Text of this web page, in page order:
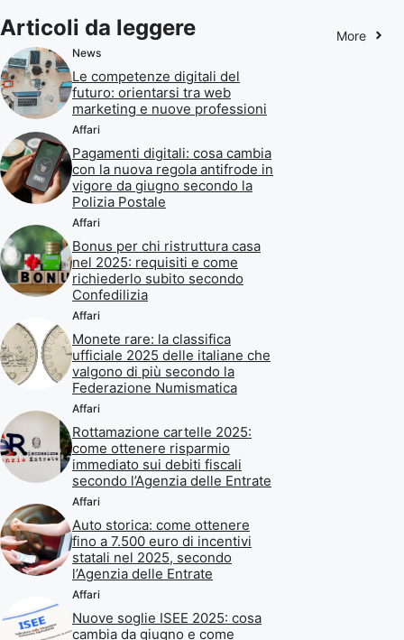
Articoli da leggere More
News
Le competenze digitali del
futuro: orientarsi tra web
marketing e nuove professioni
Affari
Pagamenti digitali: cosa cambia
con la nuova regola antifrode in
vigore da giugno secondo la
Polizia Postale
Affari
Bonus per chi ristruttura casa
nel 2025: requisiti e come
richiederlo subito secondo
Confedilizia
Affari
Monete rare: la classifica
ufficiale 2025 delle italiane che
valgono di più secondo la
Federazione Numismatica
Affari
Rottamazione cartelle 2025:
come ottenere risparmio
immediato sui debiti fiscali
secondo l’Agenzia delle Entrate
Affari
Auto storica: come ottenere
fino a 7.500 euro di incentivi
statali nel 2025, secondo
l’Agenzia delle Entrate
Affari
Nuove soglie ISEE 2025: cosa
cambia da giugno e come